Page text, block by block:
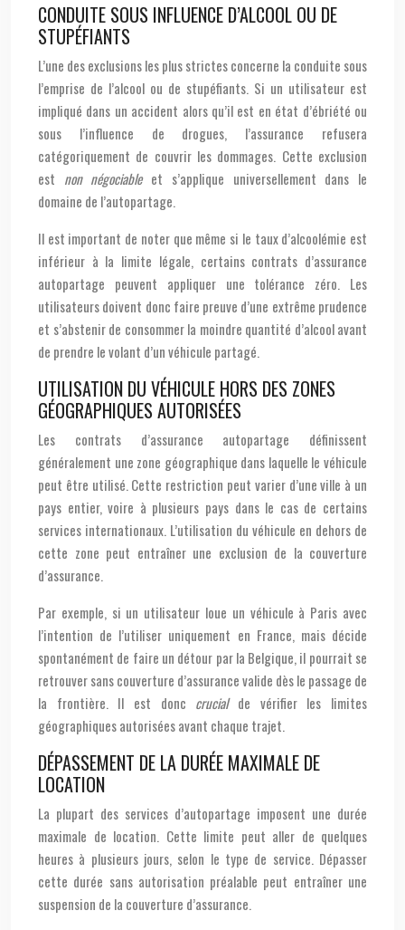
CONDUITE SOUS INFLUENCE D’ALCOOL OU DE
STUPÉFIANTS
L’une des exclusions les plus strictes concerne la conduite sous
l’emprise de l’alcool ou de stupéfiants. Si un utilisateur est
impliqué dans un accident alors qu’il est en état d’ébriété ou
sous l’influence de drogues, l’assurance refusera
catégoriquement de couvrir les dommages. Cette exclusion
est non négociable et s’applique universellement dans le
domaine de l’autopartage.
Il est important de noter que même si le taux d’alcoolémie est
inférieur à la limite légale, certains contrats d’assurance
autopartage peuvent appliquer une tolérance zéro. Les
utilisateurs doivent donc faire preuve d’une extrême prudence
et s’abstenir de consommer la moindre quantité d’alcool avant
de prendre le volant d’un véhicule partagé.
UTILISATION DU VÉHICULE HORS DES ZONES
GÉOGRAPHIQUES AUTORISÉES
Les contrats d’assurance autopartage définissent
généralement une zone géographique dans laquelle le véhicule
peut être utilisé. Cette restriction peut varier d’une ville à un
pays entier, voire à plusieurs pays dans le cas de certains
services internationaux. L’utilisation du véhicule en dehors de
cette zone peut entraîner une exclusion de la couverture
d’assurance.
Par exemple, si un utilisateur loue un véhicule à Paris avec
l’intention de l’utiliser uniquement en France, mais décide
spontanément de faire un détour par la Belgique, il pourrait se
retrouver sans couverture d’assurance valide dès le passage de
la frontière. Il est donc crucial de vérifier les limites
géographiques autorisées avant chaque trajet.
DÉPASSEMENT DE LA DURÉE MAXIMALE DE
LOCATION
La plupart des services d’autopartage imposent une durée
maximale de location. Cette limite peut aller de quelques
heures à plusieurs jours, selon le type de service. Dépasser
cette durée sans autorisation préalable peut entraîner une
suspension de la couverture d’assurance.